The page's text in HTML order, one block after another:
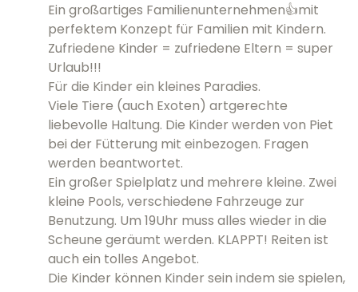
Ein großartiges Familienunternehmen👍mit
perfektem Konzept für Familien mit Kindern.
Zufriedene Kinder = zufriedene Eltern = super
Urlaub!!!
Für die Kinder ein kleines Paradies.
Viele Tiere (auch Exoten) artgerechte
liebevolle Haltung. Die Kinder werden von Piet
bei der Fütterung mit einbezogen. Fragen
werden beantwortet.
Ein großer Spielplatz und mehrere kleine. Zwei
kleine Pools, verschiedene Fahrzeuge zur
Benutzung. Um 19Uhr muss alles wieder in die
Scheune geräumt werden. KLAPPT! Reiten ist
auch ein tolles Angebot.
Die Kinder können Kinder sein indem sie spielen,